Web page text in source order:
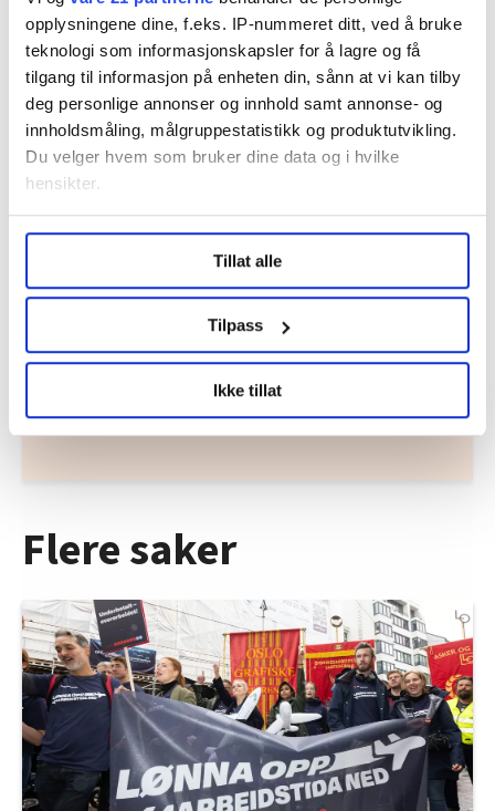
opplysningene dine, f.eks. IP-nummeret ditt, ved å bruke
teknologi som informasjonskapsler for å lagre og få
tilgang til informasjon på enheten din, sånn at vi kan tilby
deg personlige annonser og innhold samt annonse- og
innholdsmåling, målgruppestatistikk og produktutvikling.
Du velger hvem som bruker dine data og i hvilke
hensikter.
Undermer infokan du lese om hvordan dine personlige
data behandles og hvordan du kan velge hvordan de skal
brukes. Du kan hele tiden endre eller trekke tilbake ditt
samtykke fra erklæringen om informasjonskapsler.
LO Medias publikasjoner frifagbevegelse.no, hk-nytt.no
og fontene.no bruker informasjonskapsler (cookies) for å
lære hvordan våre nettsider blir brukt slik at vi tilby
innenfor analyse og annonsering. Disse er angitt i
Tillat alle
Tilpass
Ikke tillat
Nå:5stillingsannonser
Regionleder Region Indre Øst
Fellesforbundet
Moelv
Flere saker